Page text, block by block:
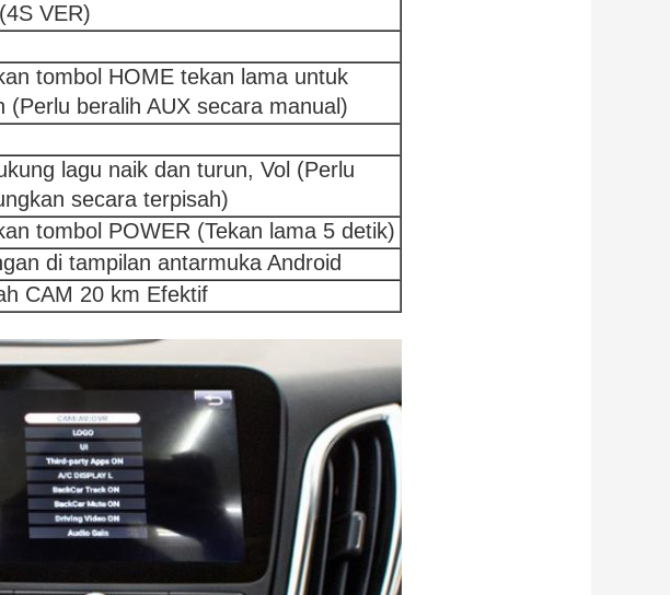
VER)
tombol HOME tekan lama untuk
(Perlu beralih AUX secara manual)
lagu naik dan turun, Vol (Perlu
secara terpisah)
tombol POWER (Tekan lama 5 detik)
di tampilan antarmuka Android
CAM 20 km Efektif